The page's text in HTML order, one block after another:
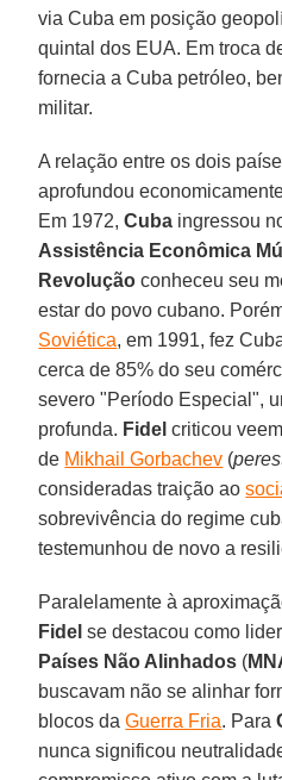
via Cuba em posição
quintal dos EUA. Em troca
fornecia a Cuba petróleo,
militar.
A relação entre os dois
aprofundou
Em 1972,Cuba ingressou
Assistência Econômica
Revolução conheceu seu
estar do povo cubano.
Soviética, em 1991, fez
cerca de 85% do seu
severo "Período Especial",
profunda. Fidel criticou
de Mikhail Gorbachev (
consideradas traição ao
sobrevivência do regime
testemunhou de novo a
Paralelamente à
Fidel se destacou como
Países Não Alinhados (
buscavam não se alinhar
blocos daGuerra Fria. Para
nunca significou